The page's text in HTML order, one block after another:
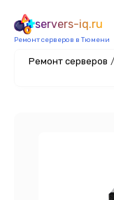
servers-iq.ru
Ремонт серверов в Тюмени
Ремонт серверов /